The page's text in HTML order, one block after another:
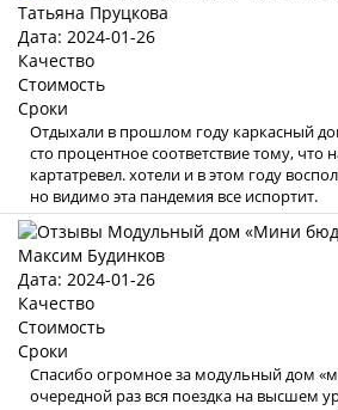
Татьяна Пруцкова
Дата: 2024-01-26
Качество
Стоимость
Сроки
Отдыхали в прошлом году каркасный
сто процентное соответствие тому, что
картатревел. хотели и в этом году
но видимо эта пандемия все испортит.
Максим Будинков
Дата: 2024-01-26
Качество
Стоимость
Сроки
Спасибо огромное за модульный дом
очередной раз вся поездка на высшем